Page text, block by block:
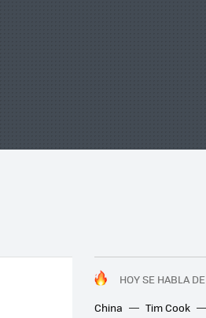
HOY SE HABLA DE
China
Tim Cook